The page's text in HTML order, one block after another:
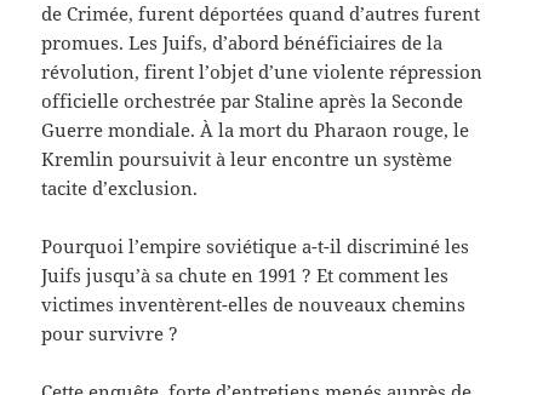
de Crimée, furent déportées quand d’autres furent
promues. Les Juifs, d’abord bénéficiaires de la
révolution, firent l’objet d’une violente répression
officielle orchestrée par Staline après la Seconde
Guerre mondiale. À la mort du Pharaon rouge, le
Kremlin poursuivit à leur encontre un système
tacite d’exclusion.
Pourquoi l’empire soviétique a-t-il discriminé les
Juifs jusqu’à sa chute en 1991 ? Et comment les
victimes inventèrent-elles de nouveaux chemins
pour survivre ?